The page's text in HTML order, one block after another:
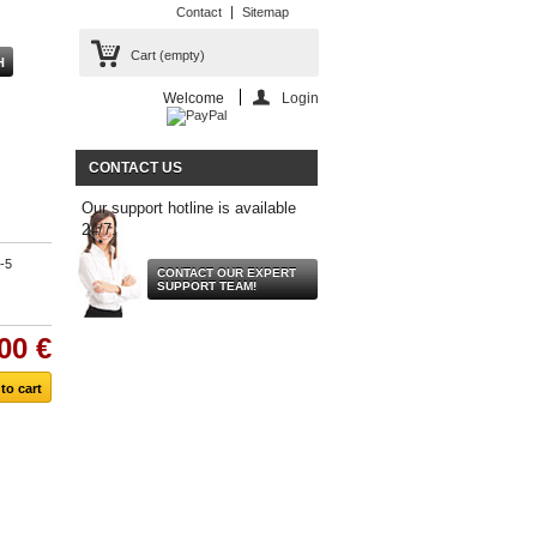
Contact Sitemap
Cart (empty)
Welcome
Login
5
€
CONTACT US
Our support hotline is available
24/7.
CONTACT OUR EXPERT
SUPPORT TEAM!